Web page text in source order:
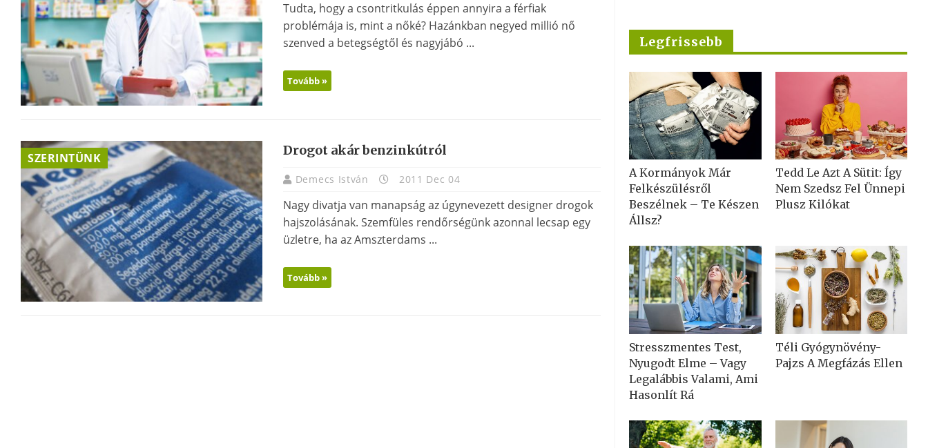
Tudta, hogy a csontritkulás éppen annyira a férfiak
problémája is, mint a nőké? Hazánkban negyed millió nő
szenved a betegségtől és nagyjábó ...
Tovább »
SZERINTÜNK Drogot akár benzinkútról
Demecs István 2011 Dec 04
Nagy divatja van manapság az úgynevezett designer drogok
hajszolásának. Szemfüles rendőrségünk azonnal lecsap egy
üzletre, ha az Amszterdams ...
Tovább »
Legfrissebb
A Kormányok Már
Felkészülésről
Beszélnek – Te Készen
Állsz?
Tedd Le Azt A Sütit: Így
Nem Szedsz Fel Ünnepi
Plusz Kilókat
Stresszmentes Test,
Nyugodt Elme – Vagy
Legalábbis Valami, Ami
Hasonlít Rá
Téli Gyógynövény-
Pajzs A Megfázás Ellen